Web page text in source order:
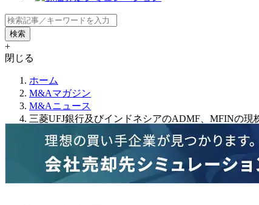
+
閉じる
ホーム
M&Aマガジン
M&Aニュース
三菱UFJ銀行及びインドネシアのADMF、MFINの現